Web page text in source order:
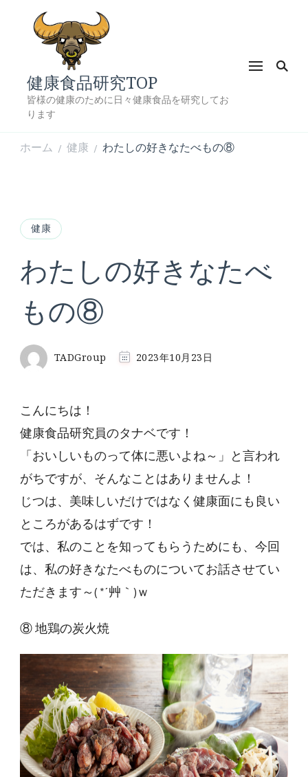
健康食品研究TOP
皆様の健康のために日々健康食品を研究してお
ります
ホーム / 健康 / わたしの好きなたべもの⑧
健康
わたしの好きなたべ
もの⑧
TADGroup 2023年10月23日
こんにちは！
健康食品研究員のタナベです！
「おいしいものって体に悪いよね～」と言われ
がちですが、そんなことはありませんよ！
じつは、美味しいだけではなく健康面にも良い
ところがあるはずです！
では、私のことを知ってもらうためにも、今回
は、私の好きなたべものについてお話させてい
ただきます～( *´艸｀)ｗ
⑧ 地鶏の炭火焼